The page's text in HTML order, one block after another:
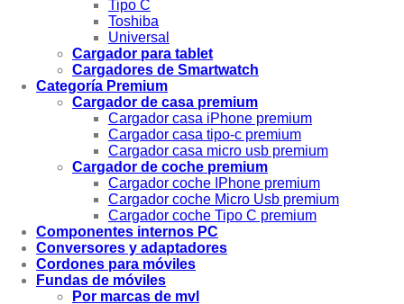
Tipo C
Toshiba
Universal
Cargador para tablet
Cargadores de Smartwatch
Categoría Premium
Cargador de casa premium
Cargador casa iPhone premium
Cargador casa tipo-c premium
Cargador casa micro usb premium
Cargador de coche premium
Cargador coche IPhone premium
Cargador coche Micro Usb premium
Cargador coche Tipo C premium
Componentes internos PC
Conversores y adaptadores
Cordones para móviles
Fundas de móviles
Por marcas de mvl